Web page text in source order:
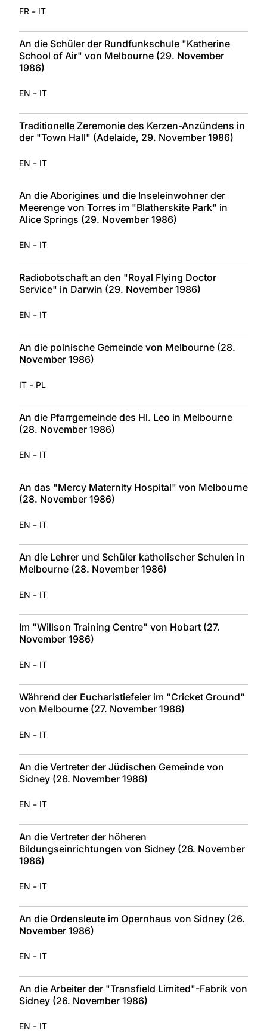
FR - IT
An die Schüler der Rundfunkschule "Katherine
School of Air" von Melbourne (29. November
1986)
EN - IT
Traditionelle Zeremonie des Kerzen-Anzündens in
der "Town Hall" (Adelaide, 29. November 1986)
EN - IT
An die Aborigines und die Inseleinwohner der
Meerenge von Torres im "Blatherskite Park" in
Alice Springs (29. November 1986)
EN - IT
Radiobotschaft an den "Royal Flying Doctor
Service" in Darwin (29. November 1986)
EN - IT
An die polnische Gemeinde von Melbourne (28.
November 1986)
IT - PL
An die Pfarrgemeinde des Hl. Leo in Melbourne
(28. November 1986)
EN - IT
An das "Mercy Maternity Hospital" von Melbourne
(28. November 1986)
EN - IT
An die Lehrer und Schüler katholischer Schulen in
Melbourne (28. November 1986)
EN - IT
Im "Willson Training Centre" von Hobart (27.
November 1986)
EN - IT
Während der Eucharistiefeier im "Cricket Ground"
von Melbourne (27. November 1986)
EN - IT
An die Vertreter der Jüdischen Gemeinde von
Sidney (26. November 1986)
EN - IT
An die Vertreter der höheren
Bildungseinrichtungen von Sidney (26. November
1986)
EN - IT
An die Ordensleute im Opernhaus von Sidney (26.
November 1986)
EN - IT
An die Arbeiter der "Transfield Limited"-Fabrik von
Sidney (26. November 1986)
EN - IT